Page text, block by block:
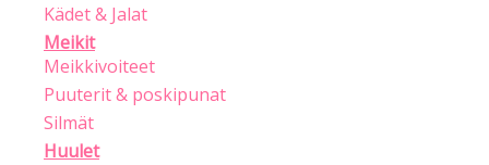
Kädet & Jalat
Meikit
Meikkivoiteet
Puuterit & poskipunat
Silmät
Huulet